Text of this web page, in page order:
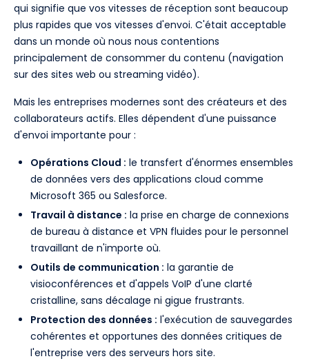
qui signifie que vos vitesses de réception sont beaucoup
plus rapides que vos vitesses d'envoi. C'était acceptable
dans un monde où nous nous contentions
principalement de consommer du contenu (navigation
sur des sites web ou streaming vidéo).
Mais les entreprises modernes sont des créateurs et des
collaborateurs actifs. Elles dépendent d'une puissance
d'envoi importante pour :
Opérations Cloud : le transfert d'énormes ensembles
de données vers des applications cloud comme
Microsoft 365 ou Salesforce.
Travail à distance : la prise en charge de connexions
de bureau à distance et VPN fluides pour le personnel
travaillant de n'importe où.
Outils de communication : la garantie de
visioconférences et d'appels VoIP d'une clarté
cristalline, sans décalage ni gigue frustrants.
Protection des données : l'exécution de sauvegardes
cohérentes et opportunes des données critiques de
l'entreprise vers des serveurs hors site.